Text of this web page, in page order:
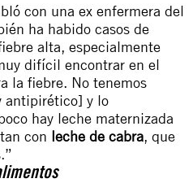
con una ex enfermera del
ha habido casos de
alta, especialmente
difícil encontrar en el
la fiebre. No tenemos
antipirético] y lo
hay leche maternizada
con leche de cabra, que